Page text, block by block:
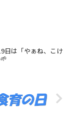
日は「やぁね、こけ